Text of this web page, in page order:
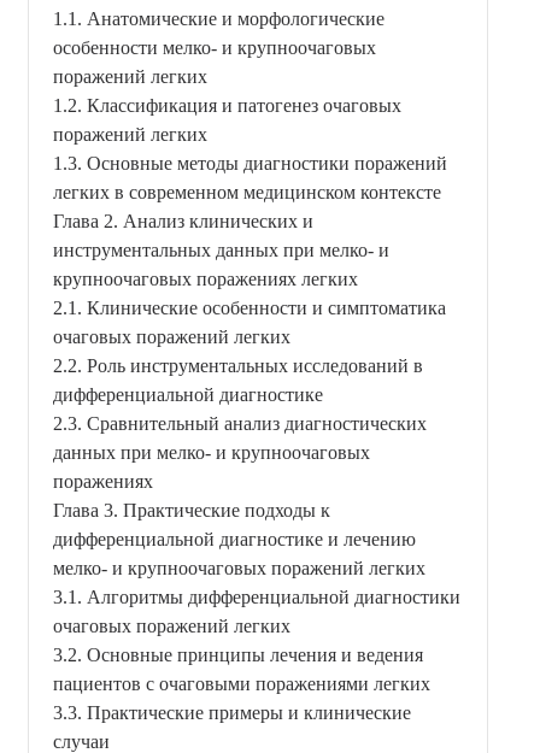
1.1. Анатомические и морфологические
особенности мелко- и крупноочаговых
поражений легких
1.2. Классификация и патогенез очаговых
поражений легких
1.3. Основные методы диагностики поражений
легких в современном медицинском контексте
Глава 2. Анализ клинических и
инструментальных данных при мелко- и
крупноочаговых поражениях легких
2.1. Клинические особенности и симптоматика
очаговых поражений легких
2.2. Роль инструментальных исследований в
дифференциальной диагностике
2.3. Сравнительный анализ диагностических
данных при мелко- и крупноочаговых
поражениях
Глава 3. Практические подходы к
дифференциальной диагностике и лечению
мелко- и крупноочаговых поражений легких
3.1. Алгоритмы дифференциальной диагностики
очаговых поражений легких
3.2. Основные принципы лечения и ведения
пациентов с очаговыми поражениями легких
3.3. Практические примеры и клинические
случаи